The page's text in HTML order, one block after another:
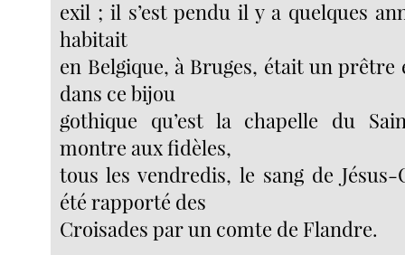
exil ; il s’est pendu il y a quelques
habitait
en Belgique, à Bruges, était un prêtre
dans ce bijou
gothique qu’est la chapelle du
montre aux fidèles,
tous les vendredis, le sang de
été rapporté des
Croisades par un comte de Flandre.